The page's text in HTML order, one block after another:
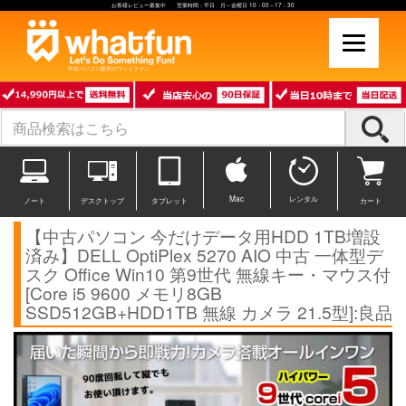
お客様レビュー募集中 営業時間：平日 月～金曜日 10：00～17：30
中古パソコン販売のワットファン
ノート デスクトップ タブレット Mac レンタル カート
【中古パソコン 今だけデータ用HDD 1TB増設
済み】DELL OptiPlex 5270 AIO 中古 一体型デ
スク Office Win10 第9世代 無線キー・マウス付
[Core i5 9600 メモリ8GB
SSD512GB+HDD1TB 無線 カメラ 21.5型]:良品